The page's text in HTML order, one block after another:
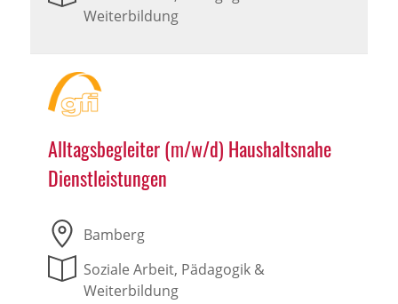
Weiterbildung
Alltagsbegleiter (m/w/d) Haushaltsnahe
Dienstleistungen
Bamberg
Soziale Arbeit, Pädagogik &
Weiterbildung